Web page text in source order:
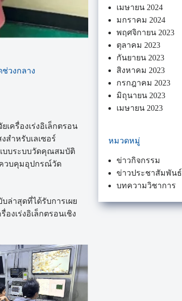
ช่วงกลาง
เครื่องเร่งอิเล็กตรอน
สำหรับเลเซอร์
บบระบบวัดคุณสมบัติ
ควบคุมอุปกรณ์วัด
บล่าสุดที่ได้รับการเผย
องเร่งอิเล็กตรอนเชิง
เมษายน 2024
มกราคม 2024
พฤศจิกายน 2023
ตุลาคม 2023
กันยายน 2023
สิงหาคม 2023
กรกฎาคม 2023
มิถุนายน 2023
เมษายน 2023
หมวดหมู่
ข่าวกิจกรรม
ข่าวประชาสัมพันธ์
บทความวิชาการ